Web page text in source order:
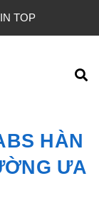
TOP
HÀN
ƯA